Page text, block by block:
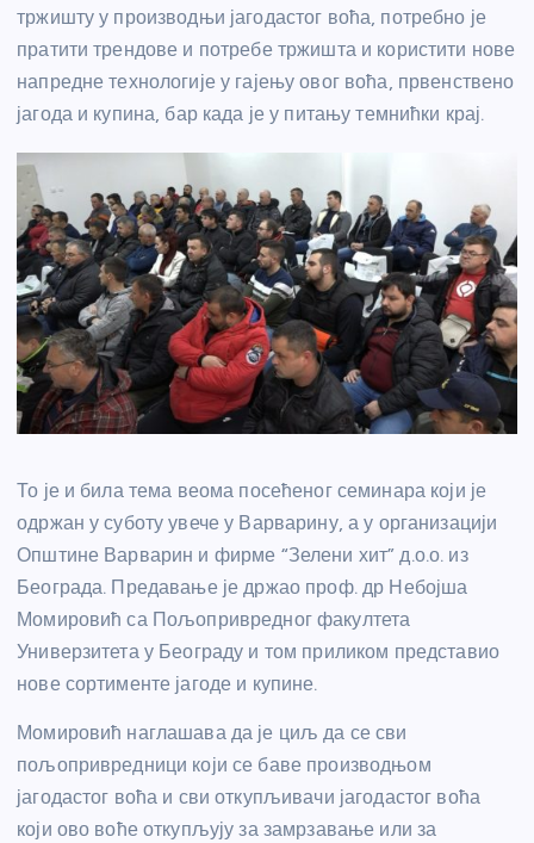
тржишту у производњи јагодастог воћа, потребно је
пратити трендове и потребе тржишта и користити нове
напредне технологије у гајењу овог воћа, првенствено
јагода и купина, бар када је у питању темнићки крај.
То је и била тема веома посећеног семинара који је
одржан у суботу увече у Варварину, а у организацији
Општине Варварин и фирме “Зелени хит” д.о.о. из
Београда. Предавање је држао проф. др Небојша
Момировић са Пољопривредног факултета
Универзитета у Београду и том приликом представио
нове сортименте јагоде и купине.
Момировић наглашава да је циљ да се сви
пољопривредници који се баве производњом
јагодастог воћа и сви откупљивачи јагодастог воћа
који ово воће откупљују за замрзавање или за